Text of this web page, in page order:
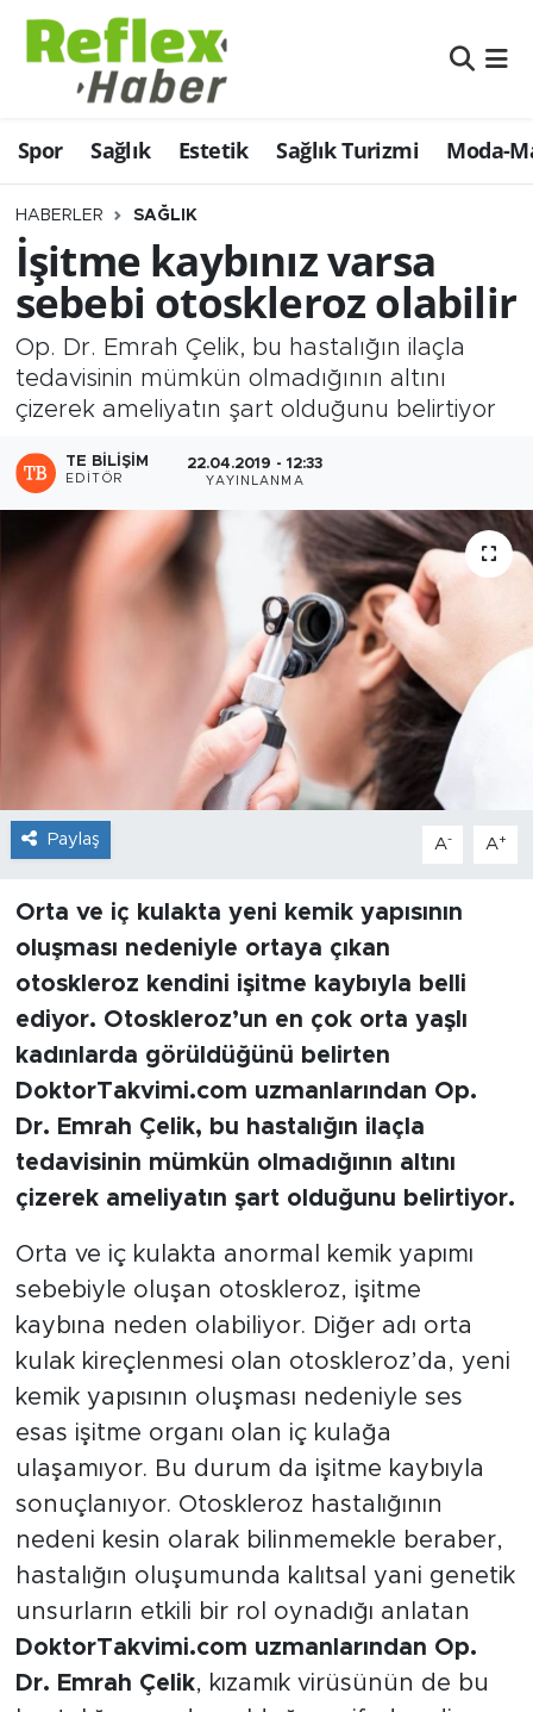
Spor Sağlık Estetik Sağlık Turizmi Moda-
HABERLER SAĞLIK
İşitme kaybınız varsa
sebebi otoskleroz olabilir
Op. Dr. Emrah Çelik, bu hastalığın ilaçla
tedavisinin mümkün olmadığının altını
çizerek ameliyatın şart olduğunu belirtiyor
TE BILIŞIM
EDITÖR
22.04.2019 - 12:33
YAYINLANMA
Paylaş A- A+
Orta ve iç kulakta yeni kemik yapısının
oluşması nedeniyle ortaya çıkan
otoskleroz kendini işitme kaybıyla belli
ediyor. Otoskleroz’un en çok orta yaşlı
kadınlarda görüldüğünü belirten
DoktorTakvimi.com uzmanlarından Op.
Dr. Emrah Çelik, bu hastalığın ilaçla
tedavisinin mümkün olmadığının altını
çizerek ameliyatın şart olduğunu belirtiyor.
Orta ve iç kulakta anormal kemik yapımı
sebebiyle oluşan otoskleroz, işitme
kaybına neden olabiliyor. Diğer adı orta
kulak kireçlenmesi olan otoskleroz’da, yeni
kemik yapısının oluşması nedeniyle ses
esas işitme organı olan iç kulağa
ulaşamıyor. Bu durum da işitme kaybıyla
sonuçlanıyor. Otoskleroz hastalığının
nedeni kesin olarak bilinmemekle beraber,
hastalığın oluşumunda kalıtsal yani genetik
unsurların etkili bir rol oynadığı anlatan
DoktorTakvimi.com uzmanlarından Op.
Dr. Emrah Çelik, kızamık virüsünün de bu
Eğitim
Estetik
Firmalardan
Güncel
İş ve Ekonomi
Sağlık
Sağlık Turizmi
Sanat
Nöbetçi Eczaneler
Hava Durumu
Namaz Vakitleri
Trafik Durumu
Şampiyonlar Ligi Puan Durumu ve Fikstür
Son Dakika Haberleri
Haber Arşivi